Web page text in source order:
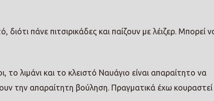
πάνε πιτσιρικάδες και παίζουν με λέιζερ. Μπορεί
το λιμάνι και το κλειστό Ναυάγιο είναι απαραίτητο να
την απαραίτητη βούληση. Πραγματικά έχω κουραστεί